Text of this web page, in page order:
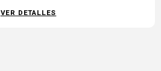
VER DETALLES